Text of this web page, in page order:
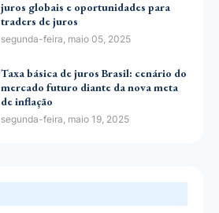
juros globais e oportunidades para
traders de juros
segunda-feira, maio 05, 2025
Taxa básica de juros Brasil: cenário do
mercado futuro diante da nova meta
de inflação
segunda-feira, maio 19, 2025